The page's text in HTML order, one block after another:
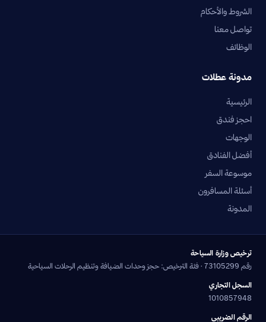
الشروط والأحكام
تواصل معنا
الوظائف
مدونة عطلات
الرئيسية
احجز فندق
الوجهات
أفضل الفنادق
موسوعة السفر
أسئلة المسافرون
المدونة
ترخيص وزارة السياحة
رقم 73105299 · فئة الترخيص: حجز وحدات الضيافة وتنظيم الرحلات السياحية
السجل التجاري
1010857948
الرقم الضريبي